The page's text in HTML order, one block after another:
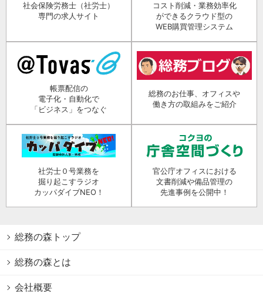
社会保険労務士（社労士）
専門の求人サイト
コスト削減・業務効率化
ができるクラウド型の
WEB購買管理システム
帳票配信の
電子化・自動化で
「ビジネス」をつなぐ
総務のお仕事、オフィスや
働き方の取組みをご紹介
社労士０号業務を
掘り起こすラジオ
カッパダイブNEO！
官公庁オフィスにおける
文書削減や備品管理の
先進事例を公開中！
総務の森トップ
総務の森とは
会社概要